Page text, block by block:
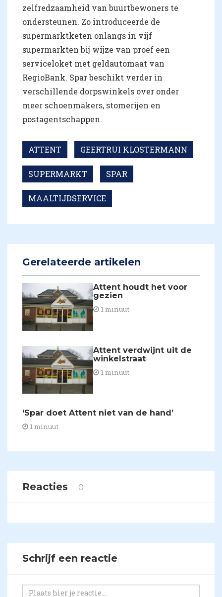
zelfredzaamheid van buurtbewoners te
ondersteunen. Zo introduceerde de
supermarktketen onlangs in vijf
supermarkten bij wijze van proef een
serviceloket met geldautomaat van
RegioBank. Spar beschikt verder in
verschillende dorpswinkels over onder
meer schoenmakers, stomerijen en
postagentschappen.
ATTENT GEERTRUI KLOSTERMANN
SUPERMARKT SPAR
MAALTIJDSERVICE
Gerelateerde artikelen
Attent houdt het voor
gezien
1 minuut
​Attent verdwijnt uit de
winkelstraat
1 minuut
​‘Spar doet Attent niet van de hand’
1 minuut
Reacties 0
Schrijf een reactie